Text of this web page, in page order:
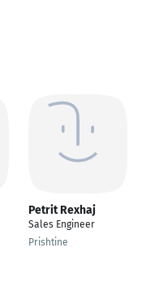
Petrit Rexhaj
Sales Engineer
Prishtine